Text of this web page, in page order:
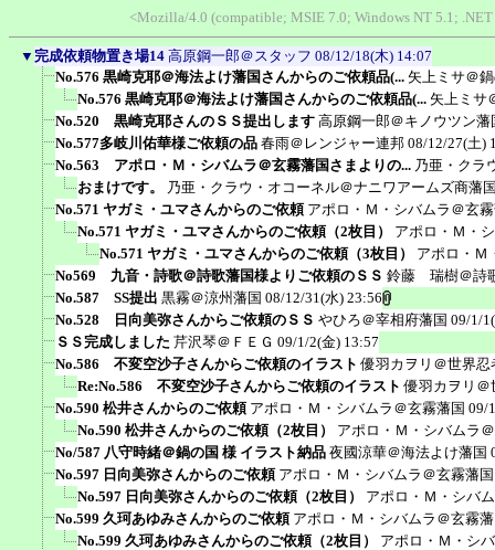
<Mozilla/4.0 (compatible; MSIE 7.0; Windows NT 5.1;
▼ 完成依頼物置き場14 高原鋼一郎＠スタッフ 08/12/18(木) 14:07
No.576 黒崎克耶＠海法よけ藩国さんからのご依頼品(... 矢上ミサ＠
No.576 黒崎克耶＠海法よけ藩国さんからのご依頼品(... 矢上ミサ
No.520 黒崎克耶さんのＳＳ提出します 高原鋼一郎＠キノウツン藩
No.577多岐川佑華様ご依頼の品 春雨＠レンジャー連邦 08/12/27(土)
No.563 アポロ・Ｍ・シバムラ＠玄霧藩国さまよりの... 乃亜・クラ
おまけです。
乃亜・クラウ・オコーネル＠ナニワアームズ商藩
No.571 ヤガミ・ユマさんからのご依頼 アポロ・Ｍ・シバムラ＠玄
No.571 ヤガミ・ユマさんからのご依頼（2枚目）
アポロ・Ｍ・
No.571 ヤガミ・ユマさんからのご依頼（3枚目）
アポロ・Ｍ
No569 九音・詩歌＠詩歌藩国様よりご依頼のＳＳ 鈴藤 瑞樹＠詩
No.587 SS提出 黒霧＠涼州藩国 08/12/31(水) 23:56
No.528 日向美弥さんからご依頼のＳＳ やひろ＠宰相府藩国 09/1/
ＳＳ完成しました 芹沢琴＠ＦＥＧ 09/1/2(金) 13:57
No.586 不変空沙子さんからご依頼のイラスト 優羽カヲリ＠世界忍
Re:No.586 不変空沙子さんからご依頼のイラスト 優羽カヲリ＠
No.590 松井さんからのご依頼 アポロ・Ｍ・シバムラ＠玄霧藩国 09/
No.590 松井さんからのご依頼（2枚目）
アポロ・Ｍ・シバムラ
No/587 八守時緒＠鍋の国 様 イラスト納品 夜國涼華＠海法よけ藩国
No.597 日向美弥さんからのご依頼 アポロ・Ｍ・シバムラ＠玄霧藩国
No.597 日向美弥さんからのご依頼（2枚目）
アポロ・Ｍ・シバ
No.599 久珂あゆみさんからのご依頼 アポロ・Ｍ・シバムラ＠玄霧
No.599 久珂あゆみさんからのご依頼（2枚目）
アポロ・Ｍ・シ